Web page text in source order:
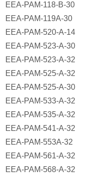
EEA-PAM-118-B-30
EEA-PAM-119A-30
EEA-PAM-520-A-14
EEA-PAM-523-A-30
EEA-PAM-523-A-32
EEA-PAM-525-A-32
EEA-PAM-525-A-30
EEA-PAM-533-A-32
EEA-PAM-535-A-32
EEA-PAM-541-A-32
EEA-PAM-553A-32
EEA-PAM-561-A-32
EEA-PAM-568-A-32